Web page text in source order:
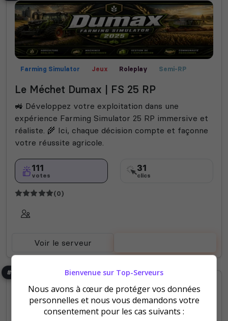
Farming Simulator Jeux Roleplay Semi-RP
Le Méchet Dumax | FS 25 RP
🚜 Développez votre exploitation dans une
expérience Farming Simulator 25 RP immersive et
réaliste. 🌾 Ici, chaque décision compte et façonne
votre réussite agricole.
111
votes
31
clics
(0)
Voir le serveur
#7 Bienvenue sur Top-Serveurs
Nous avons à cœur de protéger vos données
personnelles et nous vous demandons votre
consentement pour les cas suivants :